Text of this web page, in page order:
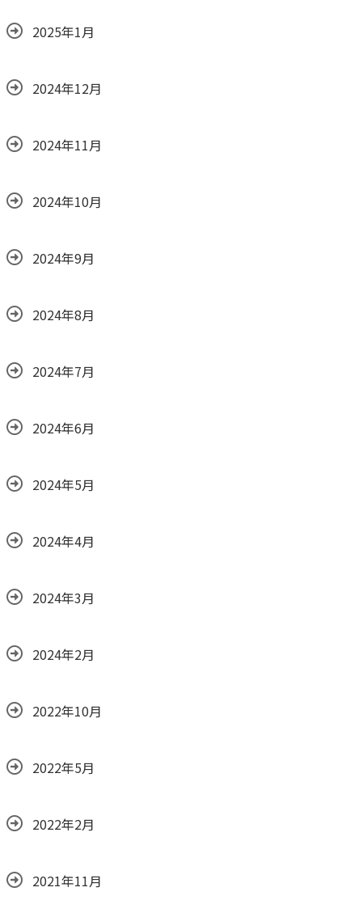
2025年1月
2024年12月
2024年11月
2024年10月
2024年9月
2024年8月
2024年7月
2024年6月
2024年5月
2024年4月
2024年3月
2024年2月
2022年10月
2022年5月
2022年2月
2021年11月